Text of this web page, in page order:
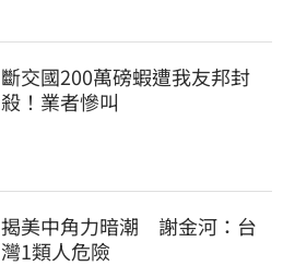
斷交國200萬磅蝦遭我友邦封
殺！業者慘叫
揭美中角力暗潮　謝金河：台
灣1類人危險